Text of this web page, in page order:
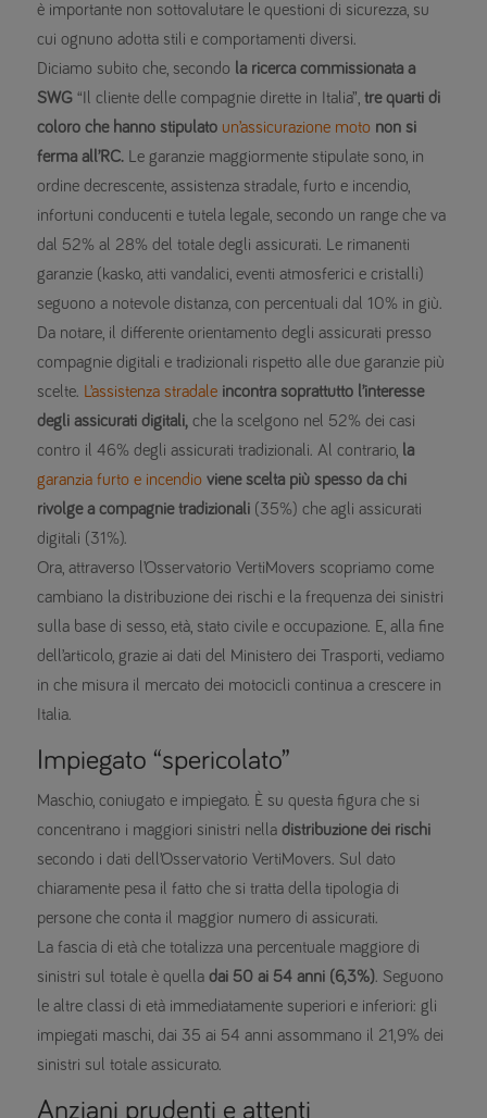
è importante non sottovalutare le questioni di sicurezza, su
cui ognuno adotta stili e comportamenti diversi.
Diciamo subito che, secondo la ricerca commissionata a
SWG “Il cliente delle compagnie dirette in Italia”, tre quarti di
coloro che hanno stipulato un’assicurazione moto non si
ferma all’RC. Le garanzie maggiormente stipulate sono, in
ordine decrescente, assistenza stradale, furto e incendio,
infortuni conducenti e tutela legale, secondo un range che va
dal 52% al 28% del totale degli assicurati. Le rimanenti
garanzie (kasko, atti vandalici, eventi atmosferici e cristalli)
seguono a notevole distanza, con percentuali dal 10% in giù.
Da notare, il differente orientamento degli assicurati presso
compagnie digitali e tradizionali rispetto alle due garanzie più
scelte.
L’assistenza stradale incontra soprattutto l’interesse
degli assicurati digitali, che la scelgono nel 52% dei casi
contro il 46% degli assicurati tradizionali. Al contrario, la
garanzia furto e incendio viene scelta più spesso da chi
rivolge a compagnie tradizionali (35%) che agli assicurati
digitali (31%).
Ora, attraverso l’Osservatorio VertiMovers scopriamo come
cambiano la distribuzione dei rischi e la frequenza dei sinistri
sulla base di sesso, età, stato civile e occupazione. E, alla fine
dell’articolo, grazie ai dati del Ministero dei Trasporti, vediamo
in che misura il mercato dei motocicli continua a crescere in
Italia.
Impiegato “spericolato”
Maschio, coniugato e impiegato. È su questa figura che si
concentrano i maggiori sinistri nella distribuzione dei rischi
secondo i dati dell’Osservatorio VertiMovers. Sul dato
chiaramente pesa il fatto che si tratta della tipologia di
persone che conta il maggior numero di assicurati.
La fascia di età che totalizza una percentuale maggiore di
sinistri sul totale è quella dai 50 ai 54 anni (6,3%). Seguono
le altre classi di età immediatamente superiori e inferiori: gli
impiegati maschi, dai 35 ai 54 anni assommano il 21,9% dei
sinistri sul totale assicurato.
Anziani prudenti e attenti